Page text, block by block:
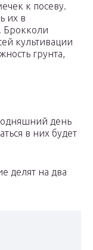
к посеву.
их в
Брокколи
культивации
грунта,
день
в них будет
делят на два